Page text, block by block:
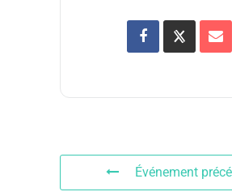
Événement